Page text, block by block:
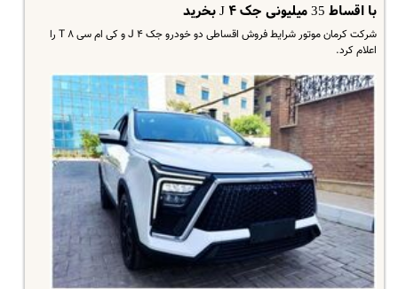
با اقساط 35 میلیونی جک J ۴ بخرید
شرکت کرمان موتور شرایط فروش اقساطی دو خودرو جک J ۴ و کی ام سی T ۸ را
اعلام کرد.